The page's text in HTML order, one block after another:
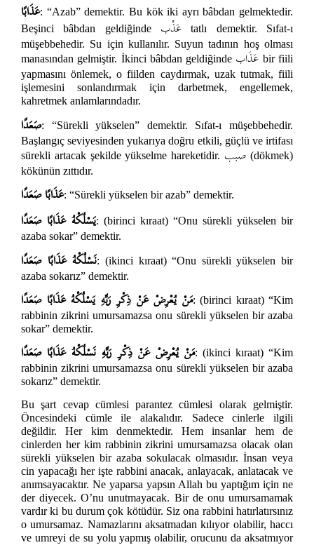
عَذَابًا: “Azab” demektir. Bu kök iki ayrı bâbdan gelmektedir.
Beşinci bâbdan geldiğinde عَذْب tatlı demektir. Sıfat-ı
müşebbehedir. Su için kullanılır. Suyun tadının hoş olması
manasından gelmiştir. İkinci bâbdan geldiğinde عَذَاب bir fiili
yapmasını önlemek, o fiilden caydırmak, uzak tutmak, fiili
işlemesini sonlandırmak için darbetmek, engellemek,
kahretmek anlamlarındadır.
صَعَدًا: “Sürekli yükselen” demektir. Sıfat-ı müşebbehedir.
Başlangıç seviyesinden yukarıya doğru etkili, güçlü ve irtifası
sürekli artacak şekilde yükselme hareketidir. صبب (dökmek)
kökünün zıttıdır.
عَذَابًا صَعَدًا: “Sürekli yükselen bir azab” demektir.
يَسْلُكْهُ عَذَابًا صَعَدًا: (birinci kıraat) “Onu sürekli yükselen bir
azaba sokar” demektir.
نَسْلُكْهُ عَذَابًا صَعَدًا: (ikinci kıraat) “Onu sürekli yükselen bir
azaba sokarız” demektir.
مَنْ يُعْرِضْ عَنْ ذِكْرِ رَبِّهِ يَسْلُكْهُ عَذَابًا صَعَدًا: (birinci kıraat) “Kim
rabbinin zikrini umursamazsa onu sürekli yükselen bir azaba
sokar” demektir.
مَنْ يُعْرِضْ عَنْ ذِكْرِ رَبِّهِ نَسْلُكْهُ عَذَابًا صَعَدًا: (ikinci kıraat) “Kim
rabbinin zikrini umursamazsa onu sürekli yükselen bir azaba
sokarız” demektir.
Bu şart cevap cümlesi parantez cümlesi olarak gelmiştir.
Öncesindeki cümle ile alakalıdır. Sadece cinlerle ilgili
değildir. Her kim denmektedir. Hem insanlar hem de
cinlerden her kim rabbinin zikrini umursamazsa olacak olan
sürekli yükselen bir azaba sokulacak olmasıdır. İnsan veya
cin yapacağı her işte rabbini anacak, anlayacak, anlatacak ve
anımsayacaktır. Ne yaparsa yapsın Allah bu yaptığım için ne
der diyecek. O’nu unutmayacak. Bir de onu umursamamak
vardır ki bu durum çok kötüdür. Siz ona rabbini hatırlatırsınız
o umursamaz. Namazlarını aksatmadan kılıyor olabilir, haccı
ve umreyi de su yolu yapmış olabilir, orucunu da aksatmıyor